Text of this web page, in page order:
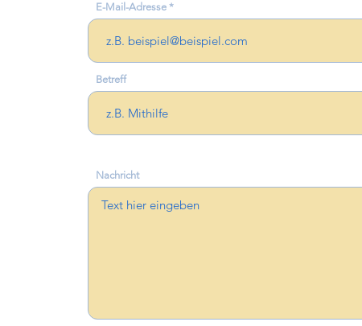
E-Mail-Adresse
Betreff
Nachricht